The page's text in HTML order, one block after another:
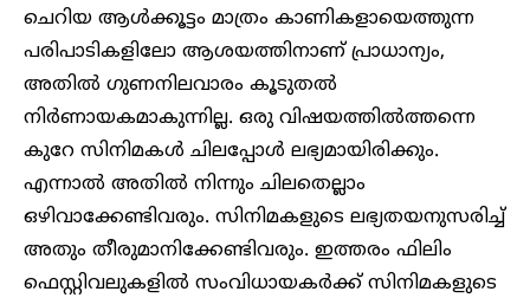
ചെറിയ ആൾക്കൂട്ടം മാത്രം കാണികളായെത്തുന്ന
പരിപാടികളിലോ ആശയത്തിനാണ് പ്രാധാന്യം,
അതിൽ ഗുണനിലവാരം കൂടുതൽ
നിർണായകമാകുന്നില്ല. ഒരു വിഷയത്തിൽത്തന്നെ
കുറേ സിനിമകൾ ചിലപ്പോൾ ലഭ്യമായിരിക്കും.
എന്നാൽ അതിൽ നിന്നും ചിലതെല്ലാം
ഒഴിവാക്കേണ്ടിവരും. സിനിമകളുടെ ലഭ്യതയനുസരിച്ച്
അതും തീരുമാനിക്കേണ്ടിവരും. ഇത്തരം ഫിലിം
ഫെസ്റ്റിവലുകളിൽ സംവിധായകർക്ക് സിനിമകളുടെ